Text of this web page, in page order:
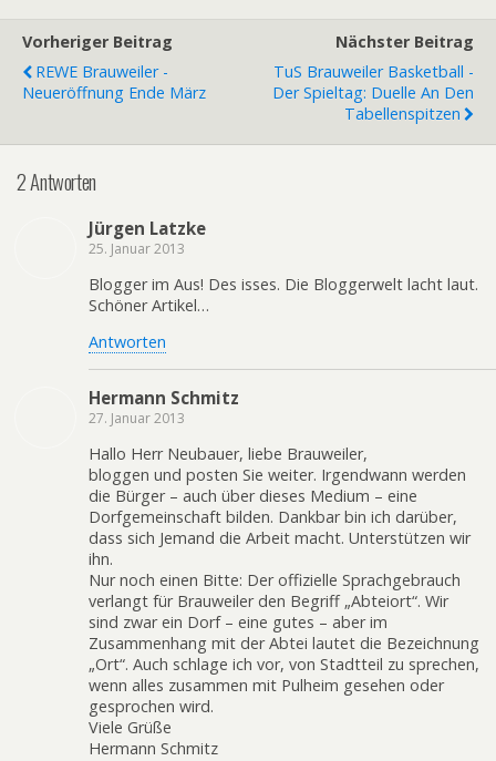
Vorheriger Beitrag
REWE Brauweiler -
Neueröffnung Ende März
Nächster Beitrag
TuS Brauweiler Basketball -
Der Spieltag: Duelle An Den
Tabellenspitzen
2 Antworten
Jürgen Latzke
25. Januar 2013
Blogger im Aus! Des isses. Die Bloggerwelt lacht laut.
Schöner Artikel…
Antworten
Hermann Schmitz
27. Januar 2013
Hallo Herr Neubauer, liebe Brauweiler,
bloggen und posten Sie weiter. Irgendwann werden
die Bürger – auch über dieses Medium – eine
Dorfgemeinschaft bilden. Dankbar bin ich darüber,
dass sich Jemand die Arbeit macht. Unterstützen wir
ihn.
Nur noch einen Bitte: Der offizielle Sprachgebrauch
verlangt für Brauweiler den Begriff „Abteiort“. Wir
sind zwar ein Dorf – eine gutes – aber im
Zusammenhang mit der Abtei lautet die Bezeichnung
„Ort“. Auch schlage ich vor, von Stadtteil zu sprechen,
wenn alles zusammen mit Pulheim gesehen oder
gesprochen wird.
Viele Grüße
Hermann Schmitz